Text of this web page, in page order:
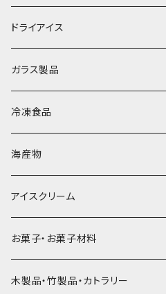
丸氷
直径70mm
直径65mm
角氷
砕氷
氷河の氷
氷アイテム
かき氷シロップ
無果汁1.8Lパック
無果汁1Lパック
かき氷機・かき氷器
かき氷カップ
発泡スチロール無地-使い捨て
発泡スチロールプリント柄
かき氷スプーン・スプーンストロー
プラスチック・スプーン
プラスチック・スプーンストロー
コンデンスミルク・練乳・あんこ
かき氷セット
その他かき氷用品
ドライアイス
ドライアイス3ｋｇ
ドライアイス4ｋｇ
ドライアイス5ｋｇ
ドライアイス8ｋｇ
ドライアイス10ｋｇ
ドライアイス15ｋｇ
ガラス製品
オンザロック・グラス
ビール・グラス
タンブラー
かき氷器
冷凍食品
肉まん・あんまん
パスタ・スパゲッティ
惣菜
海産物
アイスクリーム
お菓子・お菓子材料
木製品・竹製品・カトラリー